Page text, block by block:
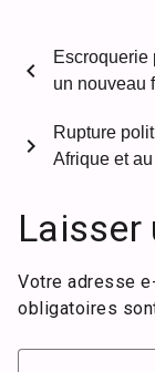
chevron_left
Escroquerie
un nouveau
Rupture
Afrique et au
chevron_right
Laisser
Votre adresse
obligatoires